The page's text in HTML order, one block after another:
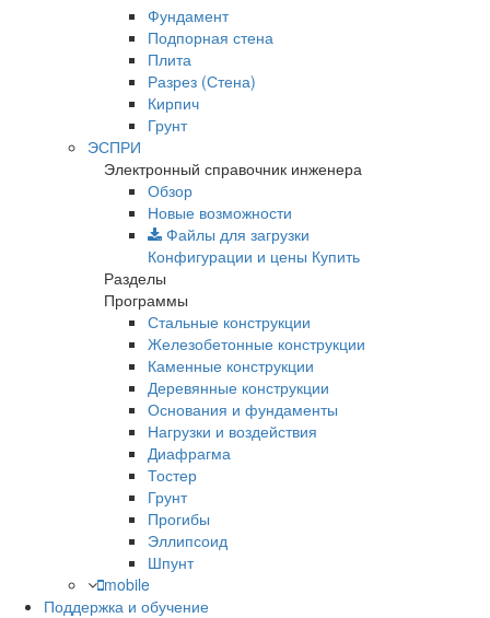
Фундамент
Подпорная стена
Плита
Разрез (Стена)
Кирпич
Грунт
ЭСПРИ
Электронный справочник инженера
Обзор
Новые возможности
Файлы для загрузки
Конфигурации и цены Купить
Разделы
Программы
Стальные конструкции
Железобетонные конструкции
Каменные конструкции
Деревянные конструкции
Основания и фундаменты
Нагрузки и воздействия
Диафрагма
Тостер
Грунт
Прогибы
Эллипсоид
Шпунт
mobile
Поддержка и обучение